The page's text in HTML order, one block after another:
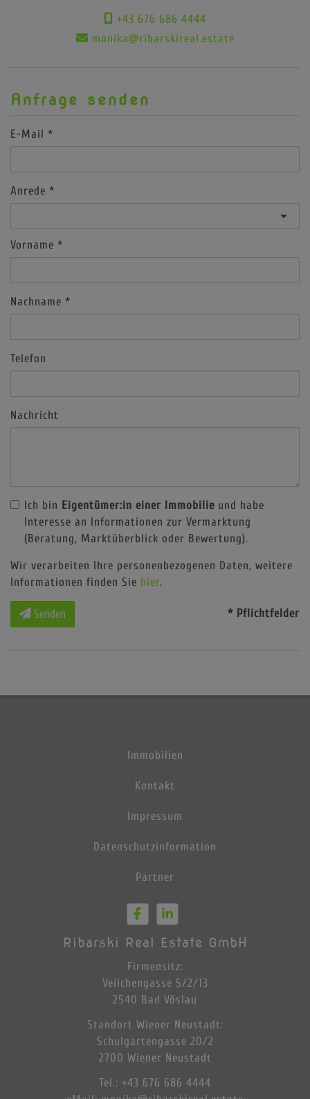
+43 676 686 4444
monika@ribarskireal.estate
Anfrage senden
E-Mail
Anrede
Vorname
Nachname
Telefon
Nachricht
Ich bin Eigentümer:in einer Immobilie und habe
Interesse an Informationen zur Vermarktung
(Beratung, Marktüberblick oder Bewertung).
Wir verarbeiten Ihre personenbezogenen Daten, weitere
Informationen finden Sie hier.
Senden * Pflichtfelder
Immobilien
Kontakt
Impressum
Datenschutzinformation
Partner
Ribarski Real Estate GmbH
Firmensitz:
Veilchengasse 5/2/13
2540 Bad Vöslau
Standort Wiener Neustadt:
Schulgartengasse 20/2
2700 Wiener Neustadt
Tel.: +43 676 686 4444